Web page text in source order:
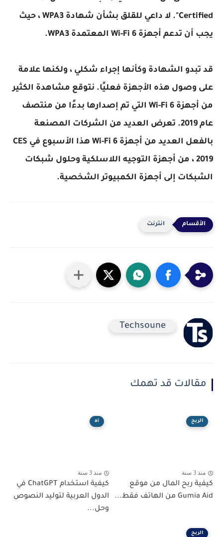
Certified". لا داعي للقلق بشأن شهادة WPA3 ، حيث
يجب أن تدعم أجهزة Wi-Fi 6 المعتمدة WPA3.
قد تبدو الشهادة وكأنها إجراء شكلي ، ولكنها علامة
على وصول هذه الأجهزة فعليًا. نتوقع مشاهدة الكثير
من أجهزة Wi-Fi 6 التي تم إصدارها بدءًا من منتصف
عام 2019. تعرض العديد من الشركات المصنعة
بالفعل العديد من أجهزة Wi-Fi 6 هذا الأسبوع في CES
2019 ، من أجهزة التوجيه اللاسلكية وحلول شبكات
الشبكات إلى أجهزة الكمبيوتر الشخصية.
انترنت
Techsoune
مقالات قد تهمك
الربح
منذ 3 سنة
كيفية ربح المال من موقع
Gumia Aid من الهاتف فقط...
ai
منذ 3 سنة
كيفية استخدام ChatGPT في
الدول العربية لتوليد النصوص
وحل...
الربح